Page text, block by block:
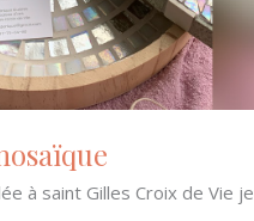
à saint Gilles Croix de Vie je